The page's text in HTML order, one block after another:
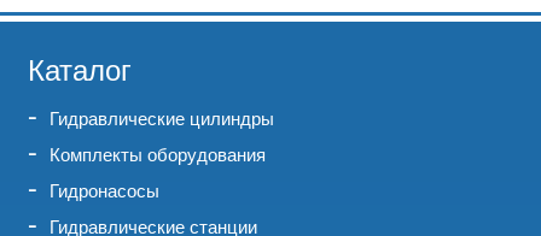
Каталог
Гидравлические цилиндры
Комплекты оборудования
Гидронасосы
Гидравлические станции